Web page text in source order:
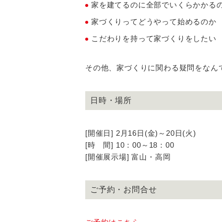
家を建てるのに全部でいくらかかる
家づくりってどうやって始めるのか
こだわりを持って家づくりをしたい
その他、家づくりに関わる疑問をなん
日時・場所
[開催日] 2月16日(金)～20日(火)
[時 間] 10：00～18：00
[開催展示場] 富山・高岡
ご予約・お問合せ